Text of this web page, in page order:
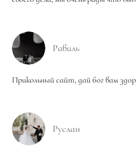
Равиль
Прикольный сайт, дай бог вам
Руслан